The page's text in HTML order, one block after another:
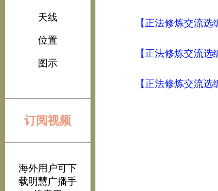
天线
位置
图示
订阅视频
海外用户可下
载明慧广播手
【正法修炼交流
【正法修炼交流
【正法修炼交流